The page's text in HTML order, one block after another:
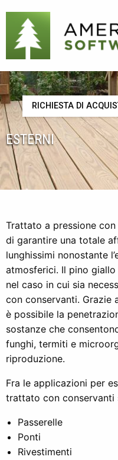
RICHIESTA DI
ESTERNI
Trattato a pressione
di garantire una totale
lunghissimi nonostante
atmosferici. Il pino
nel caso in cui sia
con conservanti. Grazie
è possibile la
sostanze che
funghi, termiti e
riproduzione.
Fra le applicazioni per
trattato con conservanti
Passerelle
Ponti
Rivestimenti